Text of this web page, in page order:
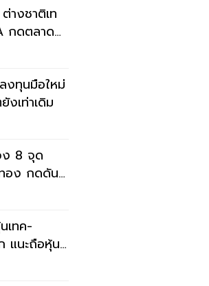
างชาติเท
กดตลาด
งทุนมือใหม่
เท่าเดิม
ง 8 จุด
อง กดดัน
เทค-
แนะถือหุ้น